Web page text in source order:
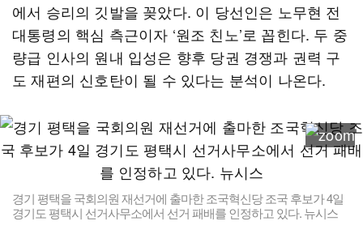
에서 승리의 깃발을 꽂았다. 이 당선인은 노무현 전
대통령의 핵심 측근이자 ‘원조 친노’로 꼽힌다. 두 중
량급 인사의 원내 입성은 향후 당권 경쟁과 권력 구
도 재편의 신호탄이 될 수 있다는 분석이 나온다.
경기 평택을 국회의원 재선거에 출마한 조국혁신당 조국 후보가 4일
경기도 평택시 선거사무소에서 선거 패배를 인정하고 있다. 뉴시스